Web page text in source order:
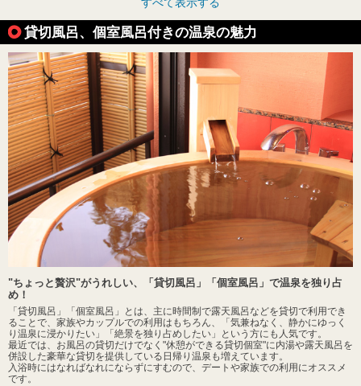
貸切風呂、個室風呂付きの温泉の魅力
"ちょっと贅沢"がうれしい、「貸切風呂」「個室風呂」で温泉を独り占
め！
「貸切風呂」「個室風呂」とは、主に時間制で露天風呂などを貸切で利用でき
ることで、家族やカップルでの利用はもちろん、「気兼ねなく、静かにゆっく
り温泉に浸かりたい」「絶景を独り占めしたい」という方にも人気です。
最近では、お風呂の貸切だけでなく"休憩ができる貸切個室"に内湯や露天風呂を
併設した豪華な貸切を提供している日帰り温泉も増えています。
入浴時にはなればなれにならずにすむので、デートや家族での利用にオススメ
です。